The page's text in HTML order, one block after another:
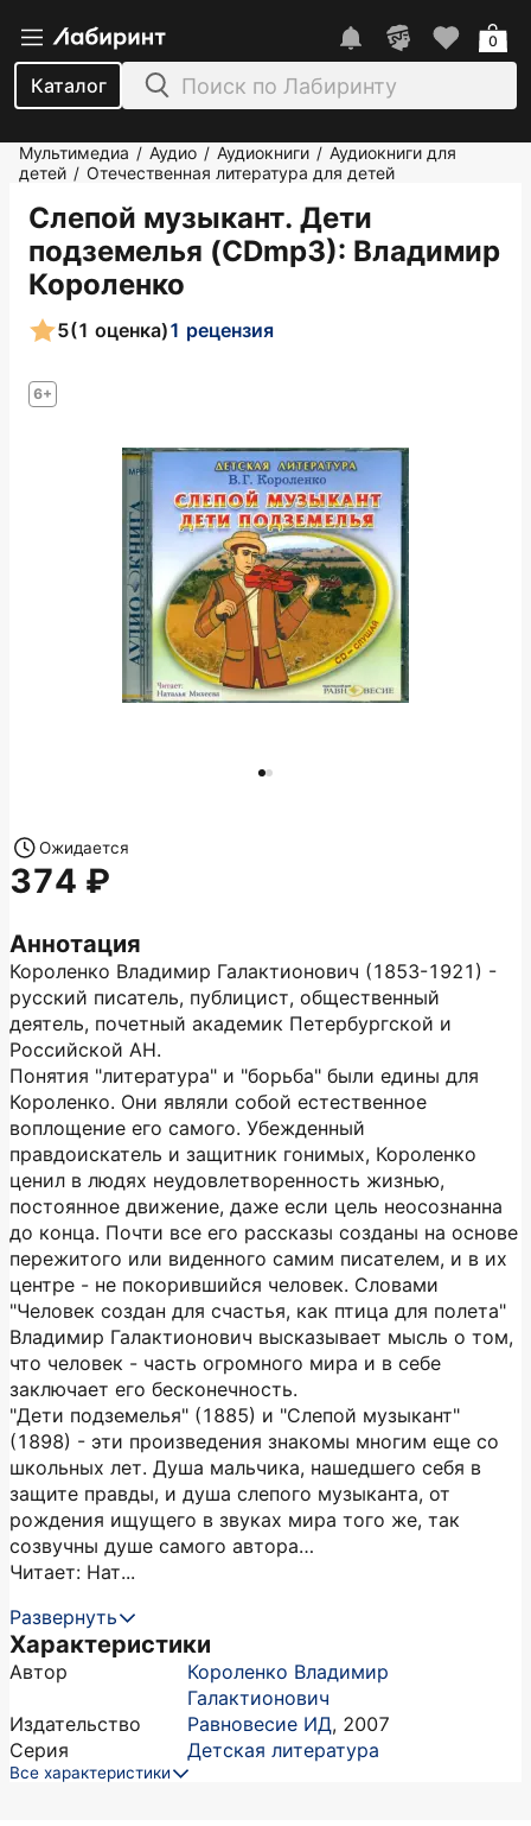
Каталог
0
Мультимедиа / Аудио / Аудиокниги / Аудиокниги для
детей / Отечественная литература для детей
Слепой музыкант. Дети
подземелья (CDmp3): Владимир
Короленко
6+
5(1 оценка)1 рецензия
Аннотация
Короленко Владимир Галактионович (1853-1921) -
русский писатель, публицист, общественный
деятель, почетный академик Петербургской и
Российской АН.
Понятия "литература" и "борьба" были едины для
Короленко. Они являли собой естественное
воплощение его самого. Убежденный
правдоискатель и защитник гонимых, Короленко
ценил в людях неудовлетворенность жизнью,
постоянное движение, даже если цель неосознанна
до конца. Почти все его рассказы созданы на основе
пережитого или виденного самим писателем, и в их
центре - не покорившийся человек. Словами
"Человек создан для счастья, как птица для полета"
Владимир Галактионович высказывает мысль о том,
что человек - часть огромного мира и в себе
заключает его бесконечность.
"Дети подземелья" (1885) и "Слепой музыкант"
(1898) - эти произведения знакомы многим еще со
школьных лет. Душа мальчика, нашедшего себя в
защите правды, и душа слепого музыканта, от
рождения ищущего в звуках мира того же, так
созвучны душе самого автора…
Читает: Нат...
Развернуть
Характеристики
Автор
Короленко Владимир
Галактионович
Издательство
Равновесие ИД, 2007
Серия
Детская литература
Все характеристики
Ожидается
374